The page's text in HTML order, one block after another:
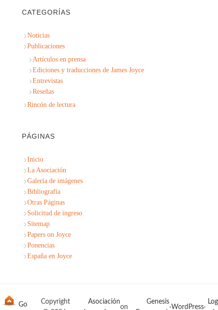
CATEGORÍAS
Noticias
Publicaciones
Artículos en prensa
Ediciones y traducciones de James Joyce
Entrevistas
Reseñas
Rincón de lectura
PÁGINAS
Inicio
La Asociación
Galería de imágenes
Bibliografía
Otras Páginas
Solicitud de ingreso
Sitemap
Papers on Joyce
Ponencias
España en Joyce
Copyright
Asociación
on
Genesis
·WordPress·
Log